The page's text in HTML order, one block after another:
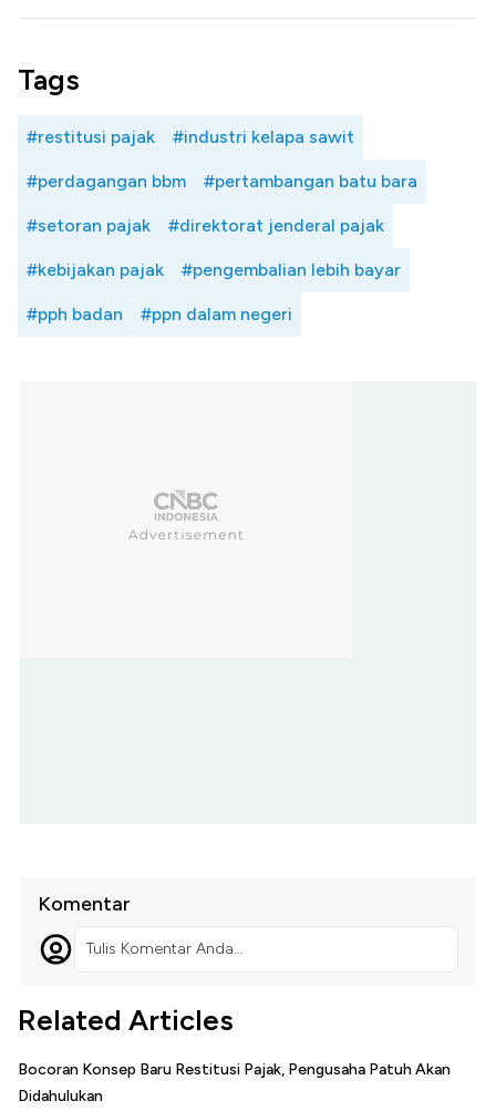
Tags
#restitusi pajak #industri kelapa sawit
#perdagangan bbm #pertambangan batu bara
#setoran pajak #direktorat jenderal pajak
#kebijakan pajak #pengembalian lebih bayar
#pph badan #ppn dalam negeri
Komentar
Tulis Komentar Anda...
Related Articles
Bocoran Konsep Baru Restitusi Pajak, Pengusaha Patuh Akan
Didahulukan